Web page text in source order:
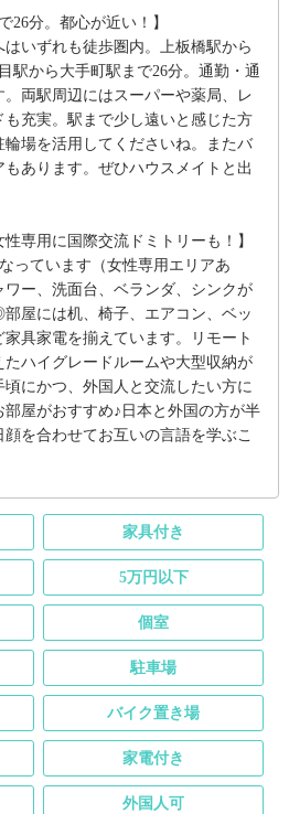
26分。都心が近い！】
いずれも徒歩圏内。上板橋駅から
駅から大手町駅まで26分。通勤・通
両駅周辺にはスーパーや薬局、レ
充実。駅まで少し遠いと感じた方
場を活用してくださいね。またバ
あります。ぜひハウスメイトと出
専用に国際交流ドミトリーも！】
っています（女性専用エリアあ
ワー、洗面台、ベランダ、シンクが
屋には机、椅子、エアコン、ベッ
家具家電を揃えています。リモート
ハイグレードルームや大型収納が
にかつ、外国人と交流したい方に
屋がおすすめ♪日本と外国の方が半
を合わせてお互いの言語を学ぶこ
家具付き
5万円以下
個室
駐車場
バイク置き場
家電付き
外国人可